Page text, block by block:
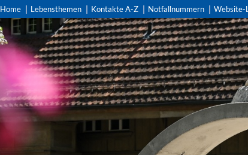
Home Lebensthemen Kontakte A-Z Notfallnummern Website-